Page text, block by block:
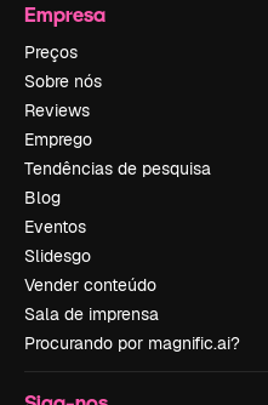
Empresa
Preços
Sobre nós
Reviews
Emprego
Tendências de pesquisa
Blog
Eventos
Slidesgo
Vender conteúdo
Sala de imprensa
Procurando por magnific.ai?